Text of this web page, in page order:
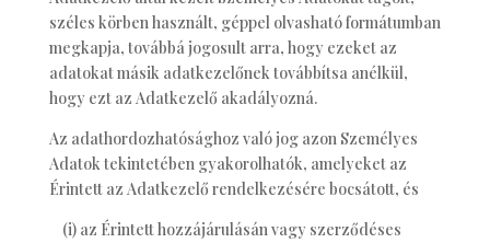
széles körben használt, géppel olvasható formátumban
megkapja, továbbá jogosult arra, hogy ezeket az
adatokat másik adatkezelőnek továbbítsa anélkül,
hogy ezt az Adatkezelő akadályozná.
Az adathordozhatósághoz való jog azon Személyes
Adatok tekintetében gyakorolhatók, amelyeket az
Érintett az Adatkezelő rendelkezésére bocsátott, és
(i) az Érintett hozzájárulásán vagy szerződéses